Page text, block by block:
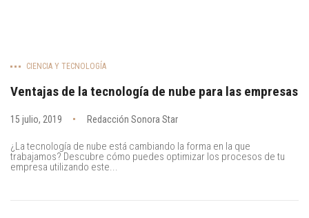
CIENCIA Y TECNOLOGÍA
Ventajas de la tecnología de nube para las empresas
15 julio, 2019 Redacción Sonora Star
¿La tecnología de nube está cambiando la forma en la que
trabajamos? Descubre cómo puedes optimizar los procesos de tu
empresa utilizando este...